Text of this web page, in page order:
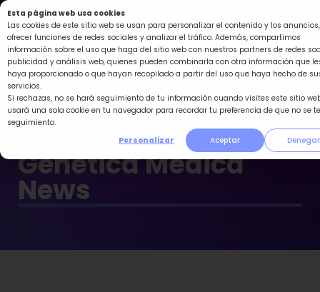
Esta página web usa cookies
Las cookies de este sitio web se usan para personalizar el contenido y los anuncios,
ofrecer funciones de redes sociales y analizar el tráfico. Además, compartimos
información sobre el uso que haga del sitio web con nuestros partners de redes
publicidad y análisis web, quienes pueden combinarla con otra información que
haya proporcionado o que hayan recopilado a partir del uso que haya hecho de
servicios.
Si rechazas, no se hará seguimiento de tu información cuando visites este sitio
usará una sola cookie en tu navegador para recordar tu preferencia de que no se
seguimiento.
Personalizar
Aceptar Denegar
Ir
al
contenido
Genética Médica
News